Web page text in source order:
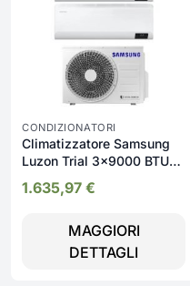
CONDIZIONATORI
Climatizzatore Samsung
Luzon Trial 3x9000 BTU
1.635,97 €
MAGGIORI
DETTAGLI